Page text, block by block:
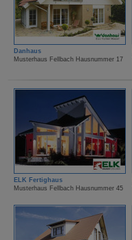
Danhaus
Musterhaus Fellbach Hausnummer 17
ELK Fertighaus
Musterhaus Fellbach Hausnummer 45